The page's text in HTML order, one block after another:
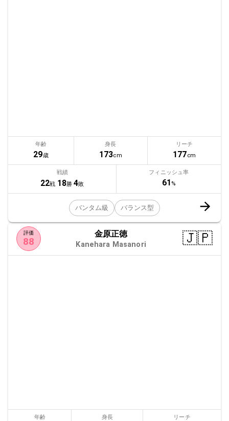
年齢
29歳
身長
173cm
リーチ
177cm
戦績
22戦 18勝 4敗
フィニッシュ率
61 %
バンタム級 バランス型
評価
88
金原正徳
Kanehara Masanori 🇯🇵
年齢 身長 リーチ